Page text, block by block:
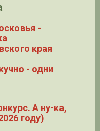
-
края
- одни
А ну-ка,
году)